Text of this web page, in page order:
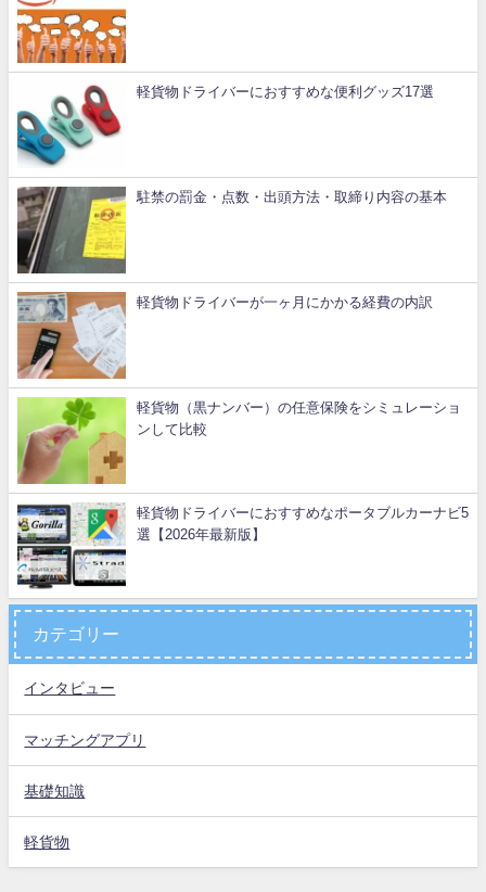
軽貨物ドライバーにおすすめな便利グッズ17選
駐禁の罰金・点数・出頭方法・取締り内容の基本
軽貨物ドライバーが一ヶ月にかかる経費の内訳
軽貨物（黒ナンバー）の任意保険をシミュレーショ
ンして比較
軽貨物ドライバーにおすすめなポータブルカーナビ5
選【2026年最新版】
カテゴリー
インタビュー
マッチングアプリ
基礎知識
軽貨物